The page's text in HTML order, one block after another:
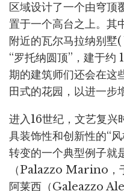
区域设计了一个由穹顶
置于一个高台之上。其
附近的瓦尔马拉纳别
“罗托纳圆顶”，建于约
期的建筑师们还会在这
田式的花园，以进一步
进入16世纪，文艺复兴
具装饰性和创新性的“
转变的一个典型例子就
（Palazzo Marino，
阿莱西（Galeazzo